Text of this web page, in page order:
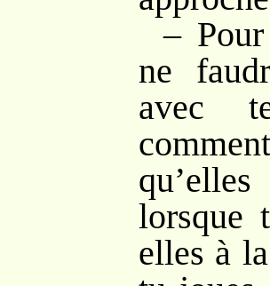
–
ne
avec
lorsque
elles à